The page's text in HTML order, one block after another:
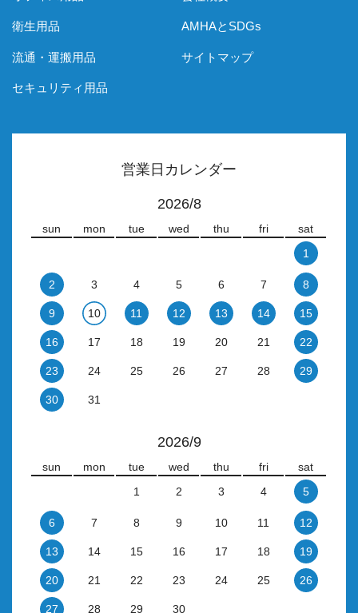
衛生用品
流通・運搬用品
セキュリティ用品
AMHAとSDGs
サイトマップ
営業日カレンダー
2026/8
sun mon tue wed thu fri
sat
1
2 3 4 5 6 7 8
9 10 11 12 13 14 15
16 17 18 19 20 21 22
23 24 25 26 27 28 29
30 31
2026/9
sun mon tue wed thu fri
sat
1
2 3 4 5
6 7 8 9 10 11 12
13 14 15 16 17 18 19
20 21 22 23 24 25 26
27 28 29 30